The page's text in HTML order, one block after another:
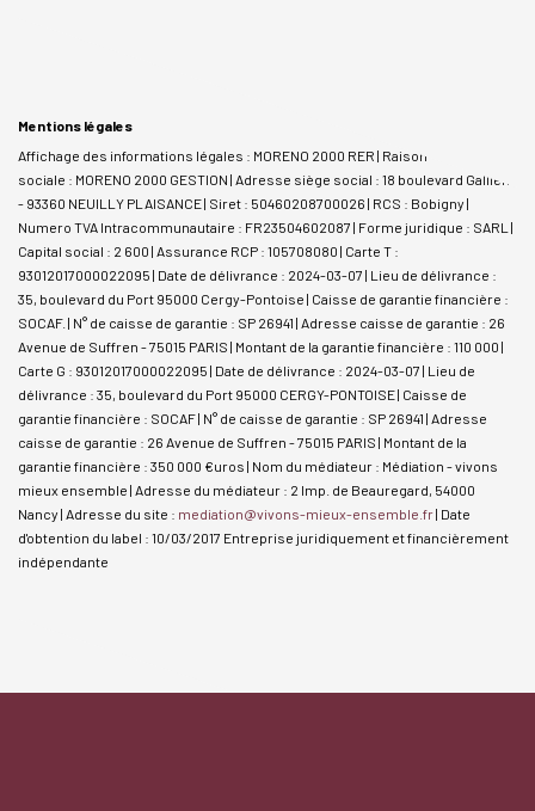
Mentions légales
Affichage des informations légales : MORENO 2000 RER | Raison
sociale : MORENO 2000 GESTION | Adresse siège social : 18 boulevard Gallieni
- 93360 NEUILLY PLAISANCE | Siret : 50460208700026 | RCS : Bobigny |
Numero TVA Intracommunautaire : FR23504602087 | Forme juridique : SARL |
Capital social : 2 600 | Assurance RCP : 105708080 | Carte T :
93012017000022095 | Date de délivrance : 2024-03-07 | Lieu de délivrance :
35, boulevard du Port 95000 Cergy-Pontoise | Caisse de garantie financière :
SOCAF. | N° de caisse de garantie : SP 26941 | Adresse caisse de garantie : 26
Avenue de Suffren - 75015 PARIS | Montant de la garantie financière : 110 000 |
Carte G : 93012017000022095 | Date de délivrance : 2024-03-07 | Lieu de
délivrance : 35, boulevard du Port 95000 CERGY-PONTOISE | Caisse de
garantie financière : SOCAF | N° de caisse de garantie : SP 26941 | Adresse
caisse de garantie : 26 Avenue de Suffren - 75015 PARIS | Montant de la
garantie financière : 350 000 €uros | Nom du médiateur : Médiation - vivons
mieux ensemble | Adresse du médiateur : 2 Imp. de Beauregard, 54000
Nancy | Adresse du site : mediation@vivons-mieux-ensemble.fr| Date
d'obtention du label : 10/03/2017 Entreprise juridiquement et financièrement
indépendante